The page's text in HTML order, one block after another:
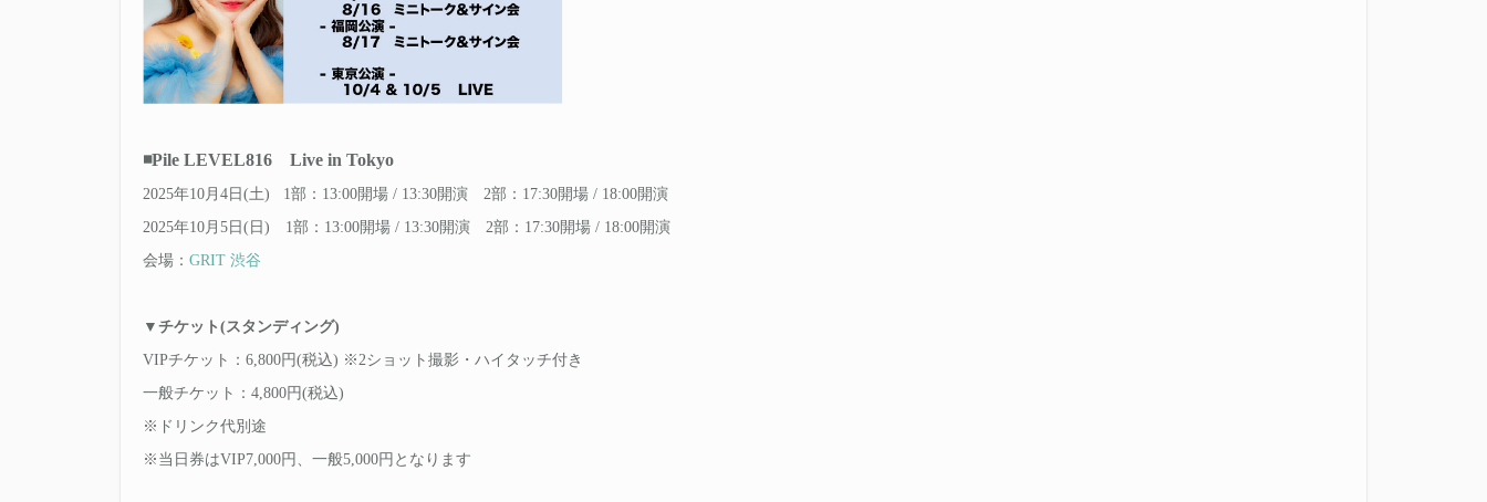
◾️Pile LEVEL816 Live in Tokyo
2025年10月4日(土) 1部：13:00開場 / 13:30開演 2部：17:30開場 / 18:00開演
2025年10月5日(日) 1部：13:00開場 / 13:30開演 2部：17:30開場 / 18:00開演
会場： GRIT 渋谷
▼チケット(スタンディング)
VIPチケット：6,800円(税込) ※2ショット撮影・ハイタッチ付き
一般チケット：4,800円(税込)
※ドリンク代別途
※当日券はVIP7,000円、一般5,000円となります